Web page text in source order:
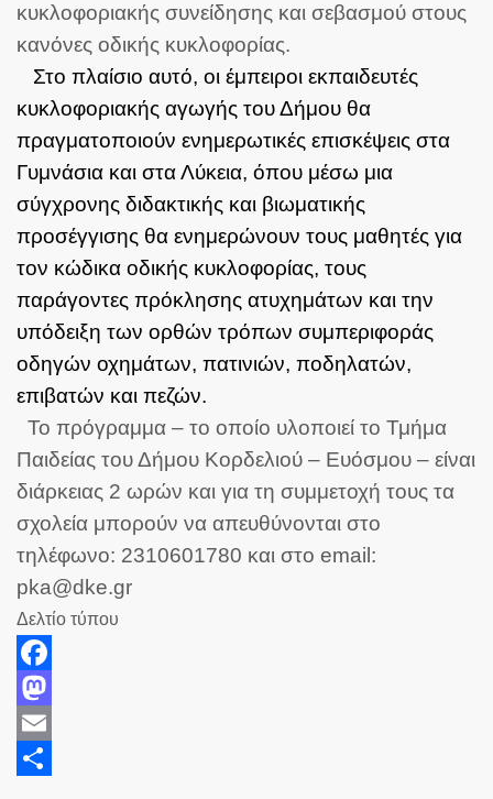
κυκλοφοριακής συνείδησης και σεβασμού στους
κανόνες οδικής κυκλοφορίας.
Στο πλαίσιο αυτό, οι έμπειροι εκπαιδευτές
κυκλοφοριακής αγωγής του Δήμου θα
πραγματοποιούν ενημερωτικές επισκέψεις στα
Γυμνάσια και στα Λύκεια, όπου μέσω μια
σύγχρονης διδακτικής και βιωματικής
προσέγγισης θα ενημερώνουν τους μαθητές για
τον κώδικα οδικής κυκλοφορίας, τους
παράγοντες πρόκλησης ατυχημάτων και την
υπόδειξη των ορθών τρόπων συμπεριφοράς
οδηγών οχημάτων, πατινιών, ποδηλατών,
επιβατών και πεζών.
Το πρόγραμμα – το οποίο υλοποιεί το Τμήμα
Παιδείας του Δήμου Κορδελιού – Ευόσμου – είναι
διάρκειας 2 ωρών και για τη συμμετοχή τους τα
σχολεία μπορούν να απευθύνονται στο
τηλέφωνο: 2310601780 και στο email:
pka@dke.gr
Δελτίο τύπου
Facebook
Mastodon
Email